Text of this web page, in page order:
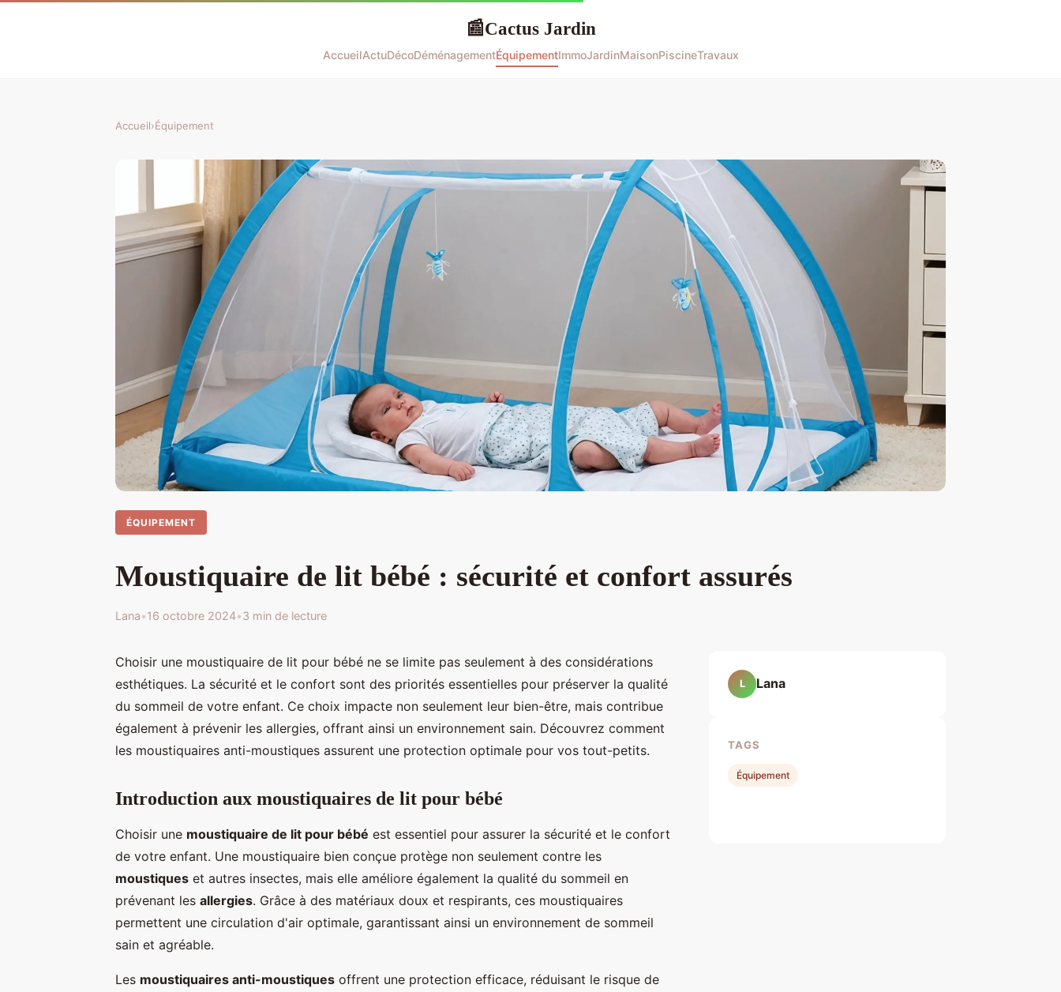
📰Cactus Jardin
AccueilActuDécoDéménagementÉquipementImmoJardinMaisonPiscineTravaux
Accueil›Équipement
ÉQUIPEMENT
Moustiquaire de lit bébé : sécurité et confort assurés
Lana•16 octobre 2024•3 min de lecture
Choisir une moustiquaire de lit pour bébé ne se limite pas seulement à des considérations
esthétiques. La sécurité et le confort sont des priorités essentielles pour préserver la qualité
du sommeil de votre enfant. Ce choix impacte non seulement leur bien-être, mais contribue
également à prévenir les allergies, offrant ainsi un environnement sain. Découvrez comment
les moustiquaires anti-moustiques assurent une protection optimale pour vos tout-petits.
Introduction aux moustiquaires de lit pour bébé
Choisir une moustiquaire de lit pour bébé est essentiel pour assurer la sécurité et le confort
de votre enfant. Une moustiquaire bien conçue protège non seulement contre les
moustiques et autres insectes, mais elle améliore également la qualité du sommeil en
prévenant les allergies. Grâce à des matériaux doux et respirants, ces moustiquaires
permettent une circulation d'air optimale, garantissant ainsi un environnement de sommeil
sain et agréable.
Les moustiquaires anti-moustiques offrent une protection efficace, réduisant le risque de
L Lana
TAGS
Équipement